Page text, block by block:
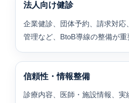
法人向け健診
企業健診、団体予約、請求対応
管理など、BtoB導線の整備が重
信頼性・情報整備
診療内容、医師・施設情報、実